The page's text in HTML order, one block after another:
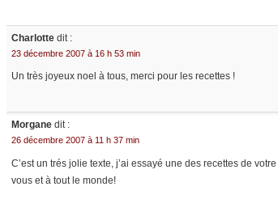
Charlotte dit :
23 décembre 2007 à 16 h 53 min
Un très joyeux noel à tous, merci pour les recettes !
Morgane dit :
26 décembre 2007 à 11 h 37 min
C’est un trés jolie texte, j’ai essayé une des recettes de
vous et à tout le monde!